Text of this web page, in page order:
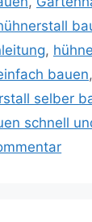
,
bauen,
selber
schnell